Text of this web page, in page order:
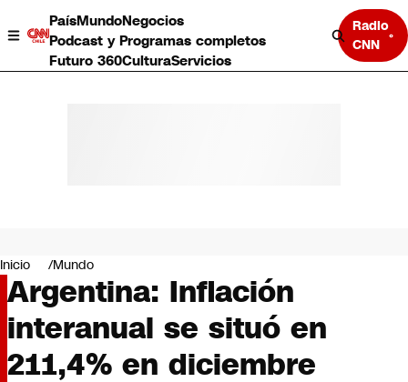
PaísMundoNegocios
Podcast y Programas completos
Futuro 360CulturaServicios
Radio
CNN
Negocios
Deportes
Programas completos
Cultura
Servicios
Bits
Inicio Mundo
Argentina: Inflación
interanual se situó en
211,4% en diciembre